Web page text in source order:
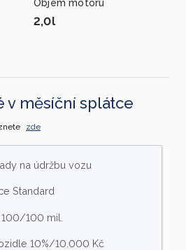
Objem motoru
2,0l
v měsíční splátce
zde
na údržbu vozu
Standard
100 mil.
10%/10.000 Kč